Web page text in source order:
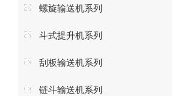
螺旋输送机系列
斗式提升机系列
刮板输送机系列
链斗输送机系列